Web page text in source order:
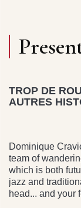
TROP DE
AUTRES
Dominique
team of
which is both
jazz and
head... and your